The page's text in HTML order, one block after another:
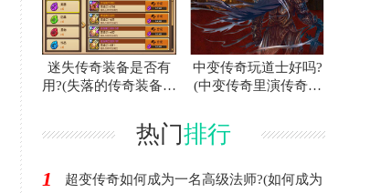
迷失传奇装备是否有
用?(失落的传奇装备有
中变传奇玩道士好吗?
(中变传奇里演传奇好
热门排行
1
超变传奇如何成为一名高级法师?(如何成为